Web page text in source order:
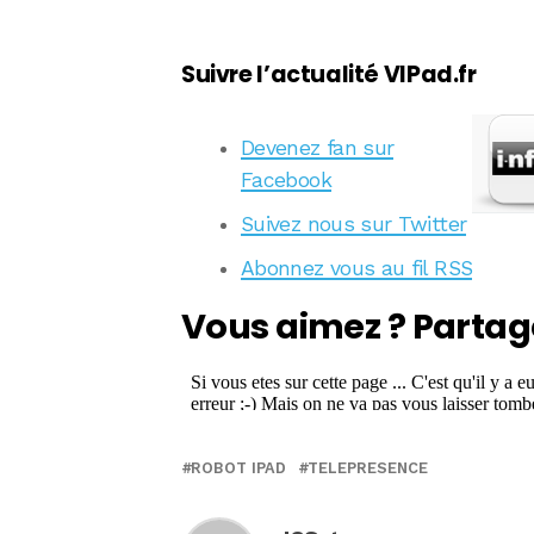
Suivre l’actualité VIPad.fr
Devenez fan sur
Facebook
Suivez nous sur Twitter
Abonnez vous au fil RSS
Vous aimez ?
ROBOT IPAD TELEPRESENCE